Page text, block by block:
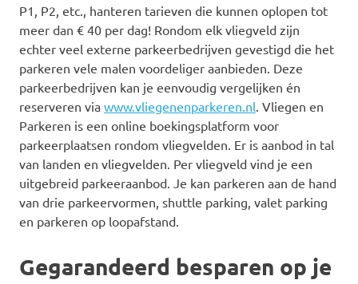
P1, P2, etc., hanteren tarieven die kunnen oplopen tot
meer dan € 40 per dag! Rondom elk vliegveld zijn
echter veel externe parkeerbedrijven gevestigd die het
parkeren vele malen voordeliger aanbieden. Deze
parkeerbedrijven kan je eenvoudig vergelijken én
reserveren via www.vliegenenparkeren.nl . Vliegen en
Parkeren is een online boekingsplatform voor
parkeerplaatsen rondom vliegvelden. Er is aanbod in tal
van landen en vliegvelden. Per vliegveld vind je een
uitgebreid parkeeraanbod. Je kan parkeren aan de hand
van drie parkeervormen, shuttle parking, valet parking
en parkeren op loopafstand.
Gegarandeerd besparen op je